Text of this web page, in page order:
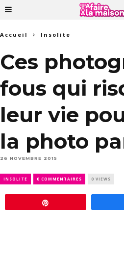
Accueil Insolite
Ces
fous qui
leur vie
la photo
26 NOVEMBRE 2015
INSOLITE 0 COMMENTAIRES 0 VIEWS